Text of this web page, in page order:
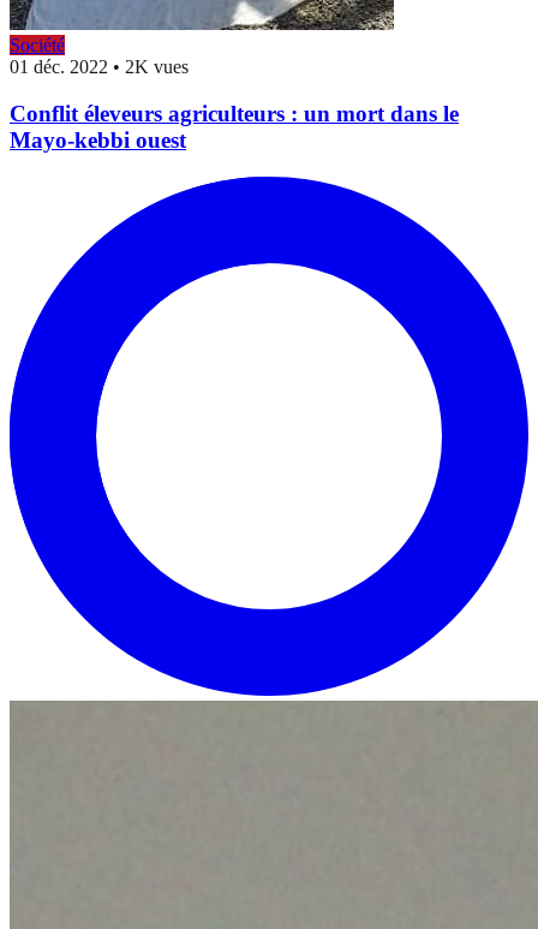
Société
01 déc. 2022 • 2K vues
Conflit éleveurs agriculteurs : un mort dans le
Mayo-kebbi ouest